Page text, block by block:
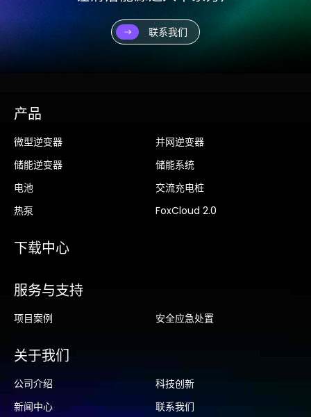
联系我们
产品
微型逆变器
并网逆变器
储能逆变器
储能系统
电池
交流充电桩
热泵
FoxCloud 2.0
下载中心
服务与支持
项目案例 安全应急处置
关于我们
公司介绍
科技创新
新闻中心
联系我们